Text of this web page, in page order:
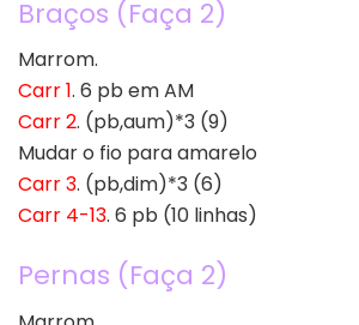
Braços (Faça 2)
Marrom.
Carr 1. 6 pb em AM
Carr 2. (pb,aum)*3 (9)
Mudar o fio para amarelo
Carr 3. (pb,dim)*3 (6)
Carr 4-13. 6 pb (10 linhas)
Pernas (Faça 2)